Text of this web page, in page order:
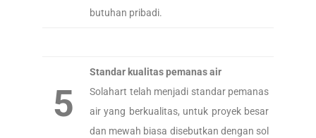
butuhan pribadi.
5
Standar kualitas pemanas air
Solahart telah menjadi standar pemanas
air yang berkualitas, untuk proyek besar
dan mewah biasa disebutkan dengan sol